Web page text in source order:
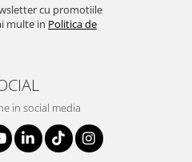
cu promotiile
multe in Politica de
in social media